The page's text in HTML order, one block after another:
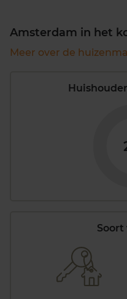
Amsterdam in het
Meer over de